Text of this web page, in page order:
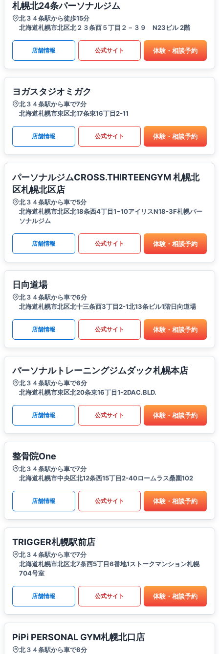
札幌北24条パーソナルジム
北３４条駅から徒歩15分
北海道札幌市北区北２３条西５丁目２－３９ N23ビル 2階
店舗情報 公式サイト 体験・相談予約
ヨガスタジオミガク
北３４条駅から車で7分
北海道札幌市東区北17条東16丁目2-11
店舗情報 公式サイト 体験・相談予約
パーソナルジムCROSS.THIRTEENGYM 札幌北
区札幌北区店
北３４条駅から車で5分
北海道札幌市北区北18条西4丁目1−10アイリスN18-3F札幌パー
ソナルジム
店舗情報 公式サイト 体験・相談予約
日向道場
北３４条駅から車で6分
北海道札幌市北区北十三条西3丁目2-1北13条ビル1階日向道場
店舗情報 公式サイト 体験・相談予約
パーソナルトレーニングジムダック札幌本店
北３４条駅から車で6分
北海道札幌市東区北20条東16丁目1-2DAC.BLD.
店舗情報 公式サイト 体験・相談予約
整骨院One
北３４条駅から車で7分
北海道札幌市中央区北12条西15丁目2-40ロームラス桑園102
店舗情報 公式サイト 体験・相談予約
TRIGGER札幌駅前店
北３４条駅から車で7分
北海道札幌市北区北7条西5丁目6番地1ストークマンション札幌
704号室
店舗情報 公式サイト 体験・相談予約
PiPi PERSONAL GYM札幌北口店
北３４条駅から車で8分